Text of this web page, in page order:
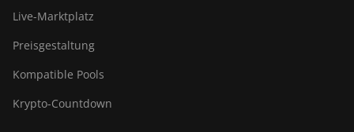
Live-Marktplatz
Preisgestaltung
Kompatible Pools
Krypto-Countdown